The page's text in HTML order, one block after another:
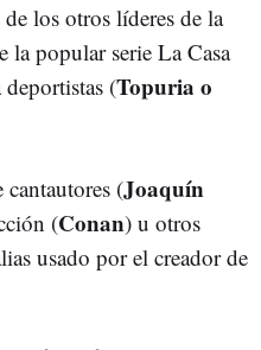
los otros líderes de la
la popular serie La Casa
deportistas (Topuria o
cantautores (Joaquín
(Conan) u otros
usado por el creador de